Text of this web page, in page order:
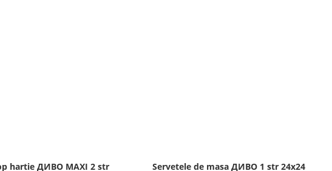
hartie ДИВО MAXI 2 str
Servetele de masa ДИВО 1 str 24х24